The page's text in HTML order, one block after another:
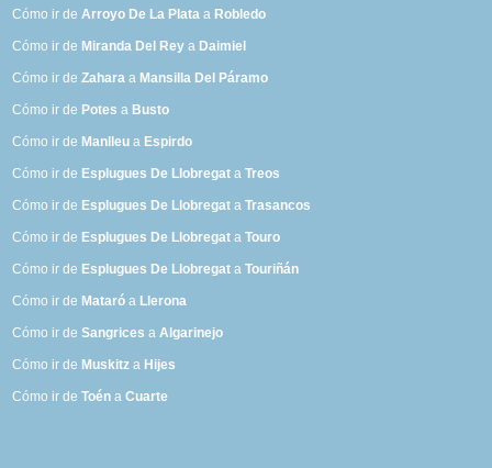
Cómo ir deArroyo De La Plata a Robledo
Cómo ir de Miranda Del Rey a Daimiel
Cómo ir deZahara a Mansilla Del Páramo
Cómo ir de Potes a Busto
Cómo ir de Manlleu a Espirdo
Cómo ir de Esplugues De Llobregat aTreos
Cómo ir de Esplugues De Llobregat aTrasancos
Cómo ir de Esplugues De Llobregat aTouro
Cómo ir de Esplugues De Llobregat aTouriñán
Cómo ir de Mataró a Llerona
Cómo ir deSangrices aAlgarinejo
Cómo ir de Muskitz a Hijes
Cómo ir deToén aCuarte